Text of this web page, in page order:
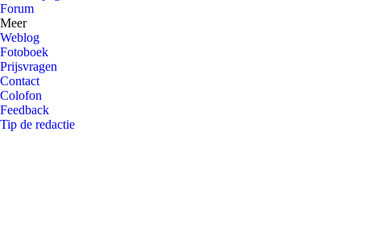
Forum
Meer
Weblog
Fotoboek
Prijsvragen
Contact
Colofon
Feedback
Tip de redactie